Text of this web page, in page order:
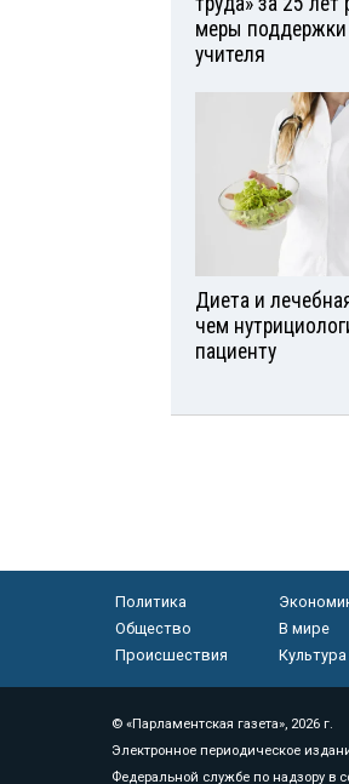
меры поддержки
учителя
Диета и
чем
пациенту
Политика
Общество
В мире
Происшествия
Культура
© «Парламентская газета», 2026 г.
Электронное периодическое
Федеральной службе по надзору в